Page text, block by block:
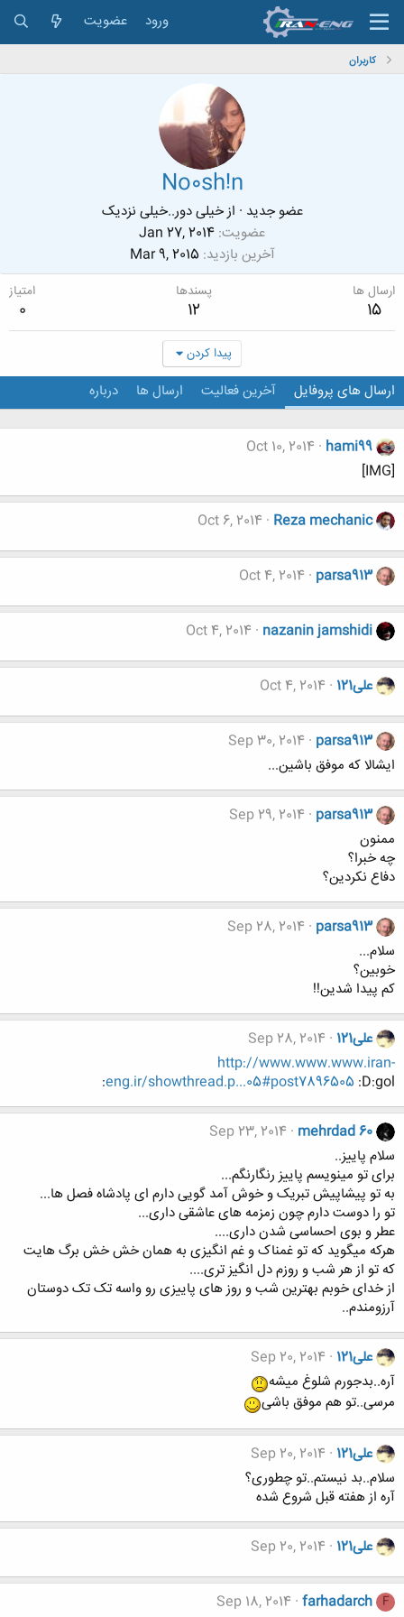
ورود عضویت
کاربران
No0sh!n
عضو جدید · ازخیلی دور..خیلی نزدیک
عضویت Jan 27, 2014
آخرین بازدید Mar 9, 2015
ارسال ها
15
پسندها
12
امتیاز
0
پیدا کردن
ارسال های پروفایل آخرین فعالیت ارسال ها درباره
hami99
Oct 10, 2014
[IMG]
Reza mechanic
Oct 6, 2014
parsa913
Oct 4, 2014
nazanin jamshidi
Oct 4, 2014
علی121 Oct 4, 2014
parsa913
Sep 30, 2014
ایشالا که موفق باشین...
parsa913
Sep 29, 2014
ممنون
چه خبرا؟
دفاع نکردین؟
parsa913
Sep 28, 2014
سلام...
خوبین؟
کم پیدا شدین!!
علی121
Sep 28, 2014
http://www.www.www.iran-
eng.ir/showthread.p...05#post7896505 :D:gol:
mehrdad 60
Sep 23, 2014
سلام پاییز..
برای تو مینویسم پاییز رنگارنگم...
به تو پیشاپیش تبریک و خوش آمد گویی دارم ای پادشاه فصل ها...
تو را دوست دارم چون زمزمه های عاشقی داری...
عطر و بوی احساسی شدن داری....
هرکه میگوید که تو غمناک و غم انگیزی به همان خش خش برگ هایت
که تو از هر شب و روزم دل انگیز تری....
از خدای خوبم بهترین شب و روز های پاییزی رو واسه تک تک دوستان
آرزومندم..
علی121
Sep 20, 2014
آره..بدجورم شلوغ میشه
مرسی..تو هم موفق باشی
علی121
Sep 20, 2014
سلام..بد نیستم..تو چطوری؟
آره از هفته قبل شروع شده
علی121 Sep 20, 2014
F
farhadarch
Sep 18, 2014